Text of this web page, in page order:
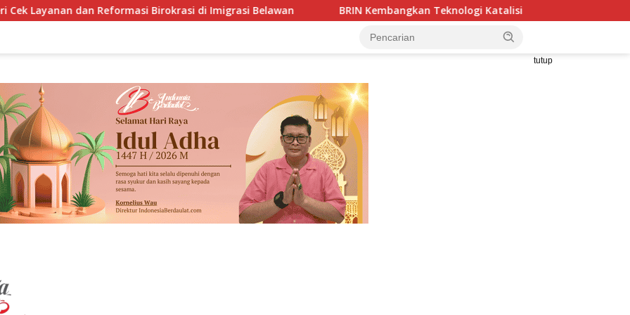
Birokrasi di Imigrasi Belawan BRIN Kembangkan Teknologi Katalisis untuk Industri Ramah Lingkungan
tutup